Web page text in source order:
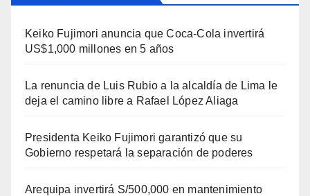
Keiko Fujimori anuncia que Coca-Cola invertirá
US$1,000 millones en 5 años
La renuncia de Luis Rubio a la alcaldía de Lima le
deja el camino libre a Rafael López Aliaga
Presidenta Keiko Fujimori garantizó que su
Gobierno respetará la separación de poderes
Arequipa invertirá S/500,000 en mantenimiento